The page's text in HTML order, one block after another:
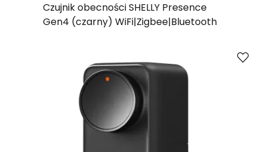
Czujnik obecności SHELLY Presence
Gen4 (czarny) WiFi|Zigbee|Bluetooth